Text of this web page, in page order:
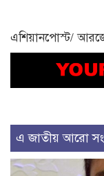
এশিয়ানপোস্ট/
এ জাতীয় আরো